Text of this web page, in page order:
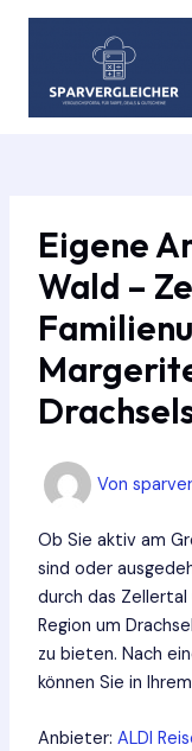
Zum
Eigene
Wald –
Von
Ob Sie aktiv am
sind oder
durch das
Region um
zu bieten. Nach
können Sie in
Anbieter: ALDI